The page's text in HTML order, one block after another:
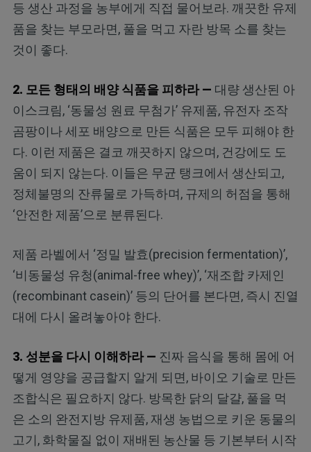
등 생산 과정을 농부에게 직접 물어보라. 깨끗한 유제
품을 찾는 부모라면, 풀을 먹고 자란 방목 소를 찾는
것이 좋다.
2. 모든 형태의 배양 식품을 피하라 — 대량 생산된 아
이스크림, ‘동물성 원료 무첨가’ 유제품, 유전자 조작
곰팡이나 세포 배양으로 만든 식품은 모두 피해야 한
다. 이런 제품은 결코 깨끗하지 않으며, 건강에도 도
움이 되지 않는다. 이들은 무균 탱크에서 생산되고,
정체불명의 잔류물로 가득하며, 규제의 허점을 통해
‘안전한 제품’으로 분류된다.
제품 라벨에서 ‘정밀 발효(precision fermentation)’,
‘비동물성 유청(animal-free whey)’, ‘재조합 카제인
(recombinant casein)’ 등의 단어를 본다면, 즉시 진열
대에 다시 올려놓아야 한다.
3. 성분을 다시 이해하라 — 진짜 음식을 통해 몸에 어
떻게 영양을 공급할지 알게 되면, 바이오 기술로 만든
조합식은 필요하지 않다. 방목한 닭의 달걀, 풀을 먹
은 소의 완전지방 유제품, 재생 농법으로 키운 동물의
고기, 화학물질 없이 재배된 농산물 등 기본부터 시작